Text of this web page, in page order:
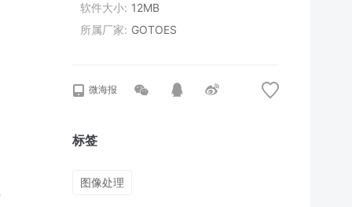
软件大小
12MB
所属厂家
GOTOES
微海报
标签
图像处理